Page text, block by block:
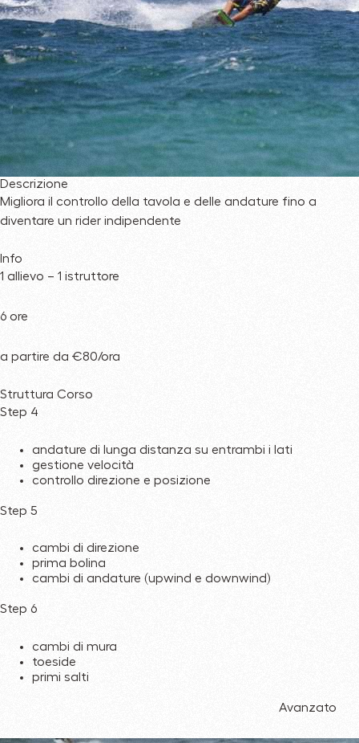
Descrizione
Migliora il controllo della tavola e delle andature fino a
diventare un rider indipendente
Info
1 allievo – 1 istruttore
6 ore
a partire da €80/ora
Struttura Corso
Step 4
andature di lunga distanza su entrambi i lati
gestione velocità
controllo direzione e posizione
Step 5
cambi di direzione
prima bolina
cambi di andature (upwind e downwind)
Step 6
cambi di mura
toeside
primi salti
Avanzato